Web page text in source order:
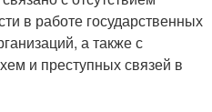
в работе государственных
а также с
и преступных связей в